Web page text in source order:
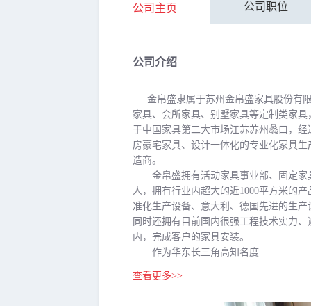
公司主页 公司职位
公司介绍
金帛盛隶属于苏州金帛盛家具股份有
家具、会所家具、别墅家具等定制类家
于中国家具第二大市场江苏苏州蠡口，
房豪宅家具、设计一体化的专业化家具
造商。
金帛盛拥有活动家具事业部、固定家
人，拥有行业内超大的近1000平方米的
准化生产设备、意大利、德国先进的生
同时还拥有目前国内很强工程技术实力
内，完成客户的家具安装。
作为华东长三角高知名度...
查看更多>>